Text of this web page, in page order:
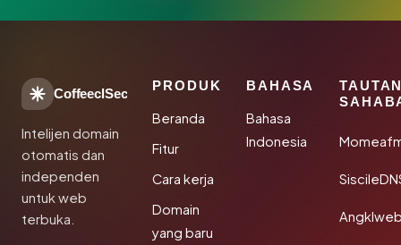
CoffeeclSec
Intelijen domain
otomatis dan
independen
untuk web
terbuka.
PRODUK
Beranda
Fitur
Cara kerja
Domain
yang baru
BAHASA
Bahasa
Indonesia